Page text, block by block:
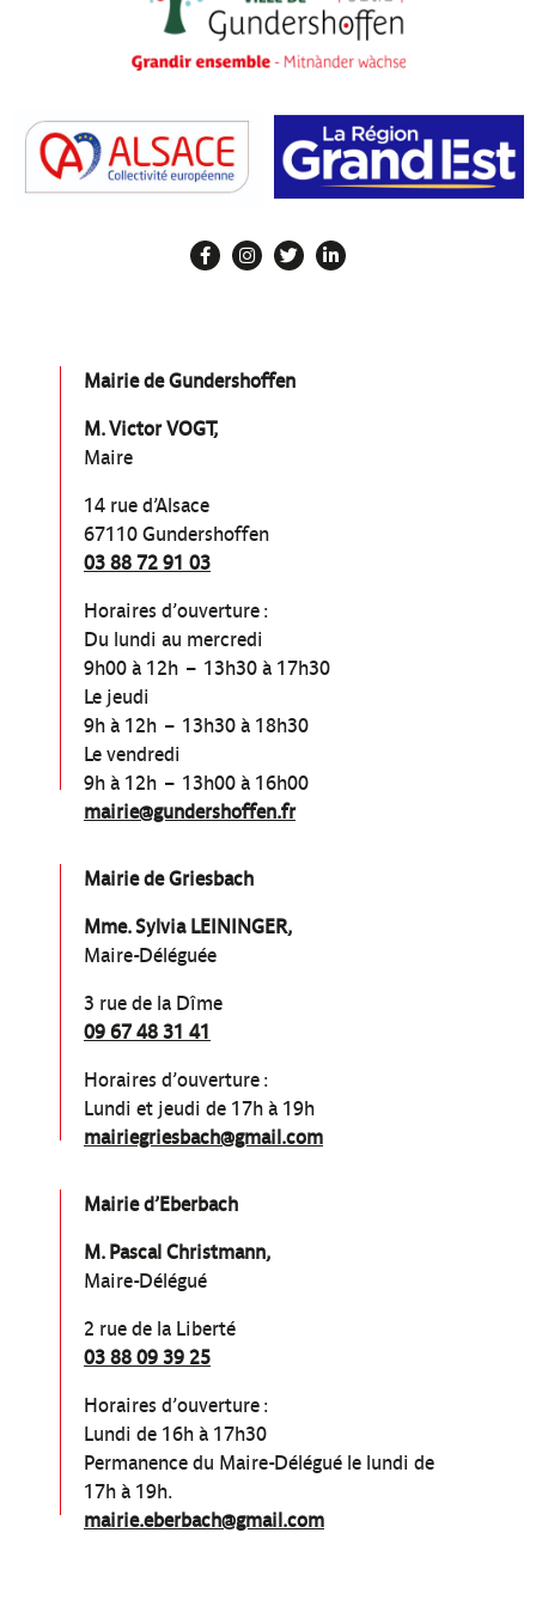
Mairie de Gundershoffen
M. Victor VOGT,
Maire
14 rue d’Alsace
67110 Gundershoffen
03 88 72 91 03
Horaires d’ouverture :
Du lundi au mercredi
9h00 à 12h – 13h30 à 17h30
Le jeudi
9h à 12h – 13h30 à 18h30
Le vendredi
9h à 12h – 13h00 à 16h00
mairie@gundershoffen.fr
Mairie de Griesbach
Mme. Sylvia LEININGER,
Maire-Déléguée
3 rue de la Dîme
09 67 48 31 41
Horaires d’ouverture :
Lundi et jeudi de 17h à 19h
mairiegriesbach@gmail.com
Mairie d’Eberbach
M. Pascal Christmann,
Maire-Délégué
2 rue de la Liberté
03 88 09 39 25
Horaires d’ouverture :
Lundi de 16h à 17h30
Permanence du Maire-Délégué le lundi de
17h à 19h.
mairie.eberbach@gmail.com